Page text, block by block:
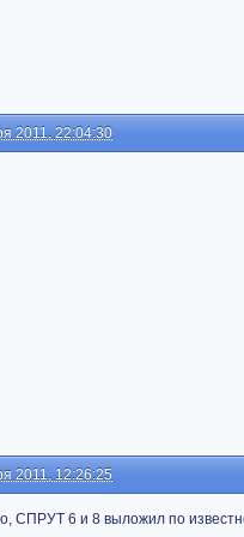
2011, 22:04:30
2011, 12:26:25
СПРУТ 6 и 8 выложил по